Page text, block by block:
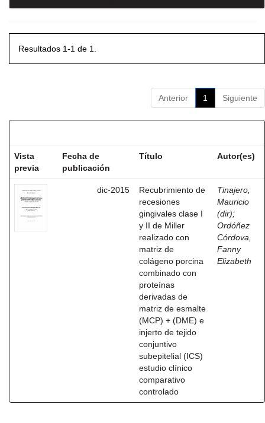
Resultados 1-1 de 1.
Anterior 1 Siguiente
Vista
previa
Fecha de
publicación
Título Autor(es)
dic-2015
Recubrimiento de
recesiones
gingivales clase I
y II de Miller
realizado con
matriz de
colágeno porcina
combinado con
proteínas
derivadas de
matriz de esmalte
(MCP) + (DME) e
injerto de tejido
conjuntivo
subepitelial (ICS)
estudio clínico
comparativo
controlado
Tinajero,
Mauricio
(dir);
Ordóñez
Córdova,
Fanny
Elizabeth